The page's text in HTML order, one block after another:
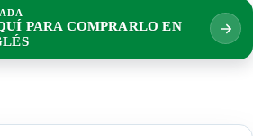
PARA COMPRARLO EN